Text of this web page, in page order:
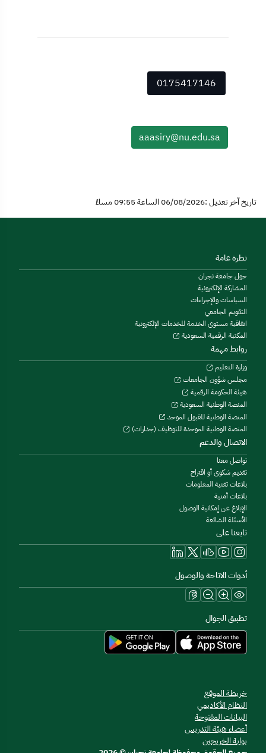
0175417146
aaasiry@nu.edu.sa
تاريخ آخر تعديل :06/08/2026 الساعة 09:55 مساءً
نظرة عامة
حول جامعة نجران
المشاركة الإلكترونية
السياسات والإجراءات
التقويم الجامعي
اتفاقية مستوى الخدمة للخدمات الإلكترونية
المكتبة الرقمية السعودية
روابط مهمة
وزارة التعليم
مجلس شؤون الجامعات
هيئة الحكومة الرقمية
المنصة الوطنية السعودية
المنصة الوطنية للقبول الموحد
المنصة الوطنية الموحدة للتوظيف (جدارات)
الاتصال والدعم
تواصل معنا
تقديم شكوى أو اقتراح
بلاغات تقنية المعلومات
بلاغات أمنية
الإبلاغ عن إمكانية الوصول
الأسئلة الشائعة
تابعنا على
أدوات الاتاحة والوصول
تطبيق الجوال
خريطة الموقع
النظام الأكاديمي
البيانات المفتوحة
أعضاء هيئة التدريس
بوابة الخريجين